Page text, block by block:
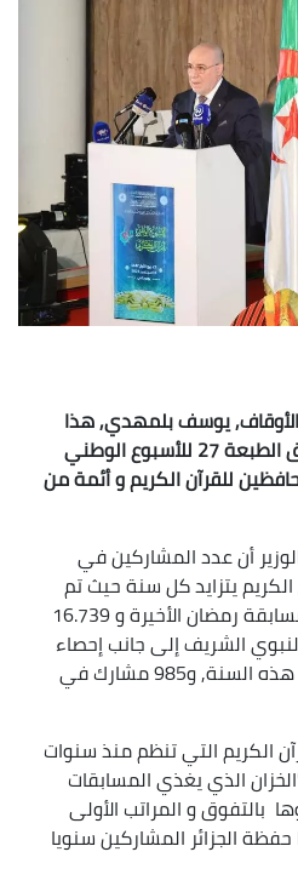
يوسف بلمهدي, هذا
الإثنين ببومرداس, على إنطلاق الطبعة 27 للأسبوع الوطني
للقرآن الكريم و أئمة من
أن عدد المشاركين في
يتزايد كل سنة حيث تم
تسجيل 14.681 مشارك في مسابقة رمضان الأخيرة و 16.739
الشريف إلى جانب إحصاء
3.454 من الحفظة المكرمين هذه السنة, و985 مشارك في
التي تنظم منذ سنوات
الذي يغذي المسابقات
و المراتب الأولى
الجزائر المشاركين سنويا